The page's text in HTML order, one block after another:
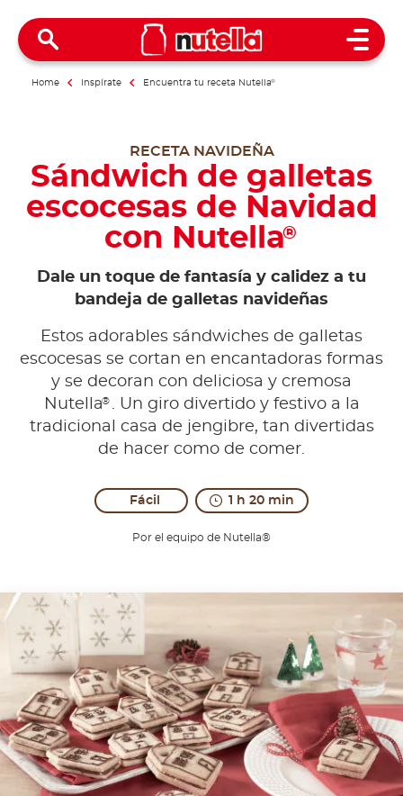
Open
Home Inspírate Encuentra tu receta Nutella®
RECETA NAVIDEÑA
Sándwich de galletas
escocesas de Navidad
con Nutella®
Dale un toque de fantasía y calidez a tu
bandeja de galletas navideñas
Estos adorables sándwiches de galletas
escocesas se cortan en encantadoras formas
y se decoran con deliciosa y cremosa
Nutella® . Un giro divertido y festivo a la
tradicional casa de jengibre, tan divertidas
de hacer como de comer.
Fácil 1 h 20 min
Por el equipo de Nutella®